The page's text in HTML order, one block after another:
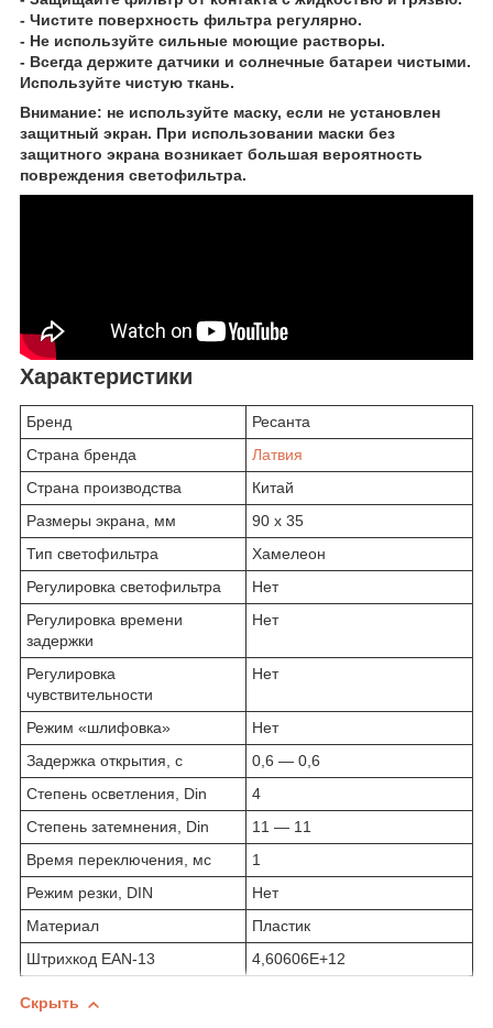
- Чистите поверхность фильтра регулярно.
- Не используйте сильные моющие растворы.
- Всегда держите датчики и солнечные батареи чистыми.
Используйте чистую ткань.
Внимание: не используйте маску, если не установлен
защитный экран. При использовании маски без
защитного экрана возникает большая вероятность
повреждения светофильтра.
Характеристики
Бренд
Ресанта
Страна бренда
Латвия
Страна производства
Китай
Размеры экрана, мм
90 х 35
Тип светофильтра
Хамелеон
Регулировка светофильтра
Нет
Регулировка времени
задержки
Нет
Регулировка
чувствительности
Нет
Режим «шлифовка»
Нет
Задержка открытия, с
0,6 — 0,6
Степень осветления, Din
4
Степень затемнения, Din
11 — 11
Время переключения, мс
1
Режим резки, DIN
Нет
Материал
Пластик
Штрихкод EAN-13
4,60606E+12
Скрыть